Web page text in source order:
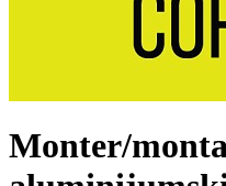
Monter/